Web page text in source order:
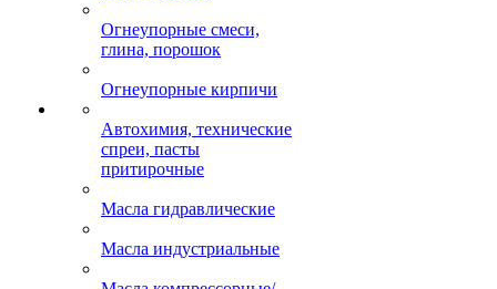
строительный
Огнеупорные смеси,
глина, порошок
спреи, пасты